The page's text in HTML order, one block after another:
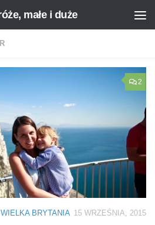
małe i duże
2
WIELKA BRYTANIA 15 WRZEŚNIA, 2015